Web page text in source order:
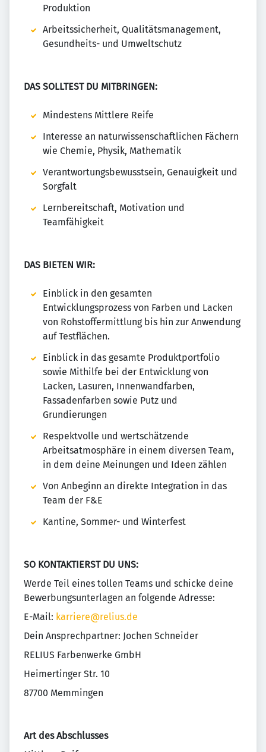
Produktion
Arbeitssicherheit, Qualitätsmanagement,
Gesundheits- und Umweltschutz
DAS SOLLTEST DU MITBRINGEN:
Mindestens Mittlere Reife
Interesse an naturwissenschaftlichen Fächern
wie Chemie, Physik, Mathematik
Verantwortungsbewusstsein, Genauigkeit und
Sorgfalt
Lernbereitschaft, Motivation und
Teamfähigkeit
DAS BIETEN WIR:
Einblick in den gesamten
Entwicklungsprozess von Farben und Lacken
von Rohstoffermittlung bis hin zur Anwendung
auf Testflächen.
Einblick in das gesamte Produktportfolio
sowie Mithilfe bei der Entwicklung von
Lacken, Lasuren, Innenwandfarben,
Fassadenfarben sowie Putz und
Grundierungen
Respektvolle und wertschätzende
Arbeitsatmosphäre in einem diversen Team,
in dem deine Meinungen und Ideen zählen
Von Anbeginn an direkte Integration in das
Team der F&E
Kantine, Sommer- und Winterfest
SO KONTAKTIERST DU UNS:
Werde Teil eines tollen Teams und schicke deine
Bewerbungsunterlagen an folgende Adresse:
E-Mail: karriere@relius.de
Dein Ansprechpartner: Jochen Schneider
RELIUS Farbenwerke GmbH
Heimertinger Str. 10
87700 Memmingen
Art des Abschlusses